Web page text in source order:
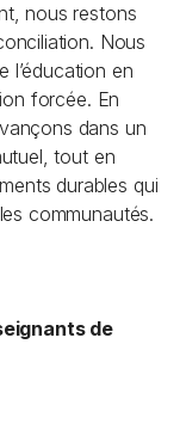
nous restons
Nous
l’éducation en
forcée. En
dans un
tout en
durables qui
communautés.
de